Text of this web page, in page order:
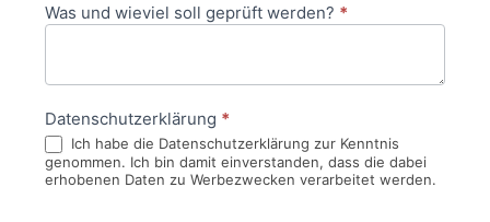
Was und wieviel soll geprüft werden? *
Datenschutzerklärung *
Ich habe die Datenschutzerklärung zur Kenntnis
genommen. Ich bin damit einverstanden, dass die dabei
erhobenen Daten zu Werbezwecken verarbeitet werden.